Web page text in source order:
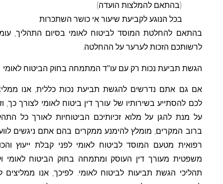
(בהתאם להמלצות הועדה)
בכל הנוגע לקביעת שיעור אי כושר השתכרות
בהתאם להחלטת המוסד לביטוח לאומי בסיום התהליך, עומדת
לרשותכם הזכות לערער על ההחלטה.
הגשת תביעת נכות רק עם עו"ד המתמחה בחוק הביטוח לאומי
אם גם אתם נדרשים להגשת תביעת נכות כללית, אנו ממליצים
לכם להסתייע בשירותיו של עורך דין ביטוח לאומי לצורך כך, וזאת
על מנת להגן על מלוא זכיותיכם הביטוחיות לאורך כל התהליך.
ברוב המקרים, מומלץ להימנע ממקרים בהם אתם ניגשים לוועדה
רפואית מטעם המוסד לביטוח לאומי לפני קבלת ייעוץ והכוונה
משפטית מעורך דין העוסק ומתמחה בחוק הביטוח לאומי וליווי
תהליכי הגשת תביעות לביטוח לאומי. לפיכך, אנו ממליצים לכם